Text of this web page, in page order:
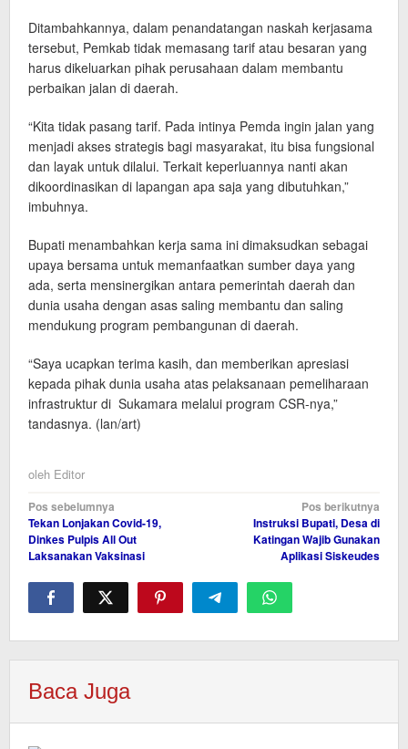
Ditambahkannya, dalam penandatangan naskah kerjasama
tersebut, Pemkab tidak memasang tarif atau besaran yang
harus dikeluarkan pihak perusahaan dalam membantu
perbaikan jalan di daerah.
“Kita tidak pasang tarif. Pada intinya Pemda ingin jalan yang
menjadi akses strategis bagi masyarakat, itu bisa fungsional
dan layak untuk dilalui. Terkait keperluannya nanti akan
dikoordinasikan di lapangan apa saja yang dibutuhkan,”
imbuhnya.
Bupati menambahkan kerja sama ini dimaksudkan sebagai
upaya bersama untuk memanfaatkan sumber daya yang
ada, serta mensinergikan antara pemerintah daerah dan
dunia usaha dengan asas saling membantu dan saling
mendukung program pembangunan di daerah.
“Saya ucapkan terima kasih, dan memberikan apresiasi
kepada pihak dunia usaha atas pelaksanaan pemeliharaan
infrastruktur di Sukamara melalui program CSR-nya,”
tandasnya. (lan/art)
oleh Editor
Navigasi
pos
Pos sebelumnya
Tekan Lonjakan Covid-19,
Dinkes Pulpis All Out
Laksanakan Vaksinasi
Pos berikutnya
Instruksi Bupati, Desa di
Katingan Wajib Gunakan
Aplikasi Siskeudes
Baca Juga